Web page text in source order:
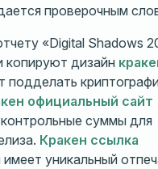
проверочным
«Digital Shadows
копируют дизайн
подделать
официальный сайт
суммы для
Кракен ссылка
уникальный